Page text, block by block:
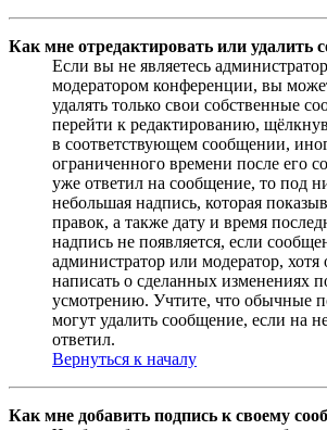
Как мне отредактировать или удалить
Если вы не являетесь
модератором конференции, вы
удалять только свои собственные
перейти к редактированию,
в соответствующем сообщении,
ограниченного времени после его
уже ответил на сообщение, то под
небольшая надпись, которая
правок, а также дату и время
надпись не появляется, если
администратор или модератор,
написать о сделанных изменениях
усмотрению. Учтите, что обычные
могут удалить сообщение, если на
ответил.
Вернуться к началу
Как мне добавить подпись к своему